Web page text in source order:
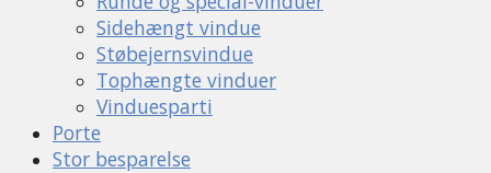
Sidehængt vindue
Støbejernsvindue
Tophængte vinduer
Vinduesparti
Porte
Stor besparelse